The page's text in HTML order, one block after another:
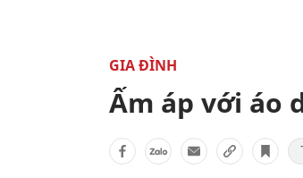
GIA ĐÌNH
Ấm áp với áo